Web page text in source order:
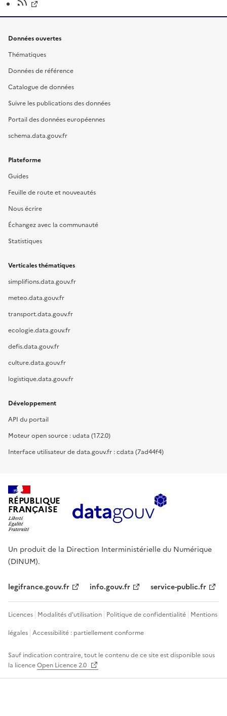
Données ouvertes
Thématiques
Données de référence
Catalogue de données
Suivre les publications des données
Portail des données européennes
schema.data.gouv.fr
Plateforme
Guides
Feuille de route et nouveautés
Nous écrire
Échangez avec la communauté
Statistiques
Verticales thématiques
simplifions.data.gouv.fr
meteo.data.gouv.fr
transport.data.gouv.fr
ecologie.data.gouv.fr
defis.data.gouv.fr
culture.data.gouv.fr
logistique.data.gouv.fr
Développement
API du portail
Moteur open source : udata (17.2.0)
Interface utilisateur de data.gouv.fr : cdata (7ad44f4)
RÉPUBLIQUE
FRANÇAISE
Un produit de la Direction Interministérielle du Numérique
(DINUM).
legifrance.gouv.fr info.gouv.fr service-public.fr
Licences Modalités d'utilisation Politique de confidentialité Mentions
légales Accessibilité : partiellement conforme
Sauf indication contraire, tout le contenu de ce site est disponible sous
la licenceOpen Licence 2.0